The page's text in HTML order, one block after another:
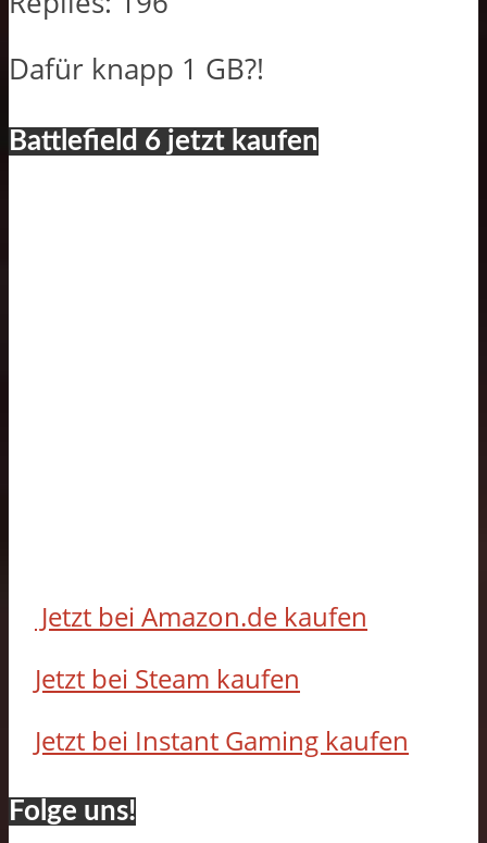
Dafür knapp 1 GB?!
Battlefield 6 jetzt kaufen
Jetzt bei Amazon.de kaufen
Jetzt bei Steam kaufen
Jetzt bei Instant Gaming kaufen
Folge uns!